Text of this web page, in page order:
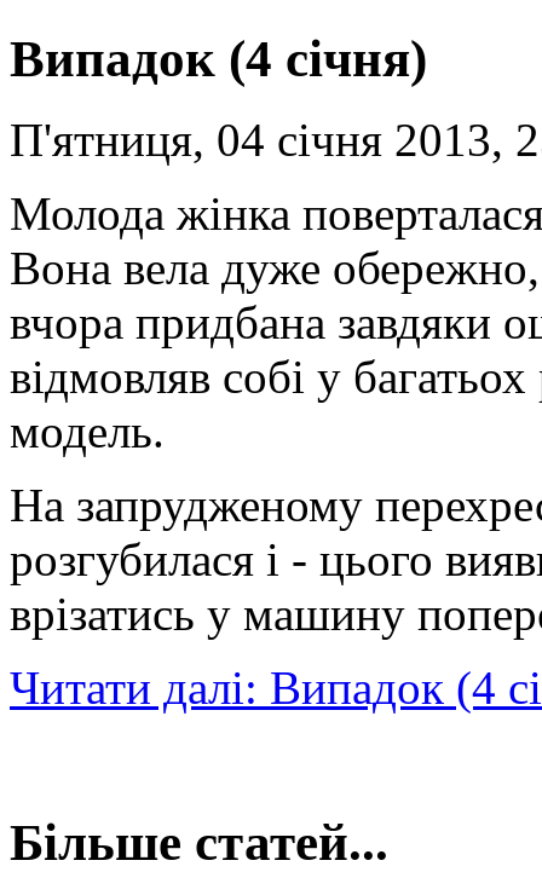
Випадок (4 січня)
П'ятниця, 04 січня 2013,
Молода жінка
Вона вела дуже
вчора придбана завдяки
відмовляв собі у
модель.
На запрудженому
розгубилася і - цього
врізатись у машину
Читати далі: Випадок (4
Більше статей...